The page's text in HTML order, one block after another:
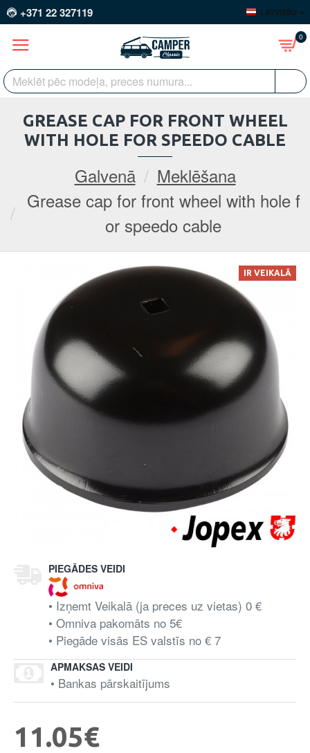
+371 22 327119 LATVIEŠU
0
Galvenā
Meklēšana
Grease cap for front wheel with hole f
or speedo cable
GREASE CAP FOR FRONT WHEEL
WITH HOLE FOR SPEEDO CABLE
IR VEIKALĀ
PIEGĀDES VEIDI
• Izņemt Veikalā (ja preces uz vietas) 0 €
• Omniva pakomāts no 5€
• Piegāde visās ES valstīs no € 7
APMAKSAS VEIDI
• Bankas pārskaitījums
11.05€